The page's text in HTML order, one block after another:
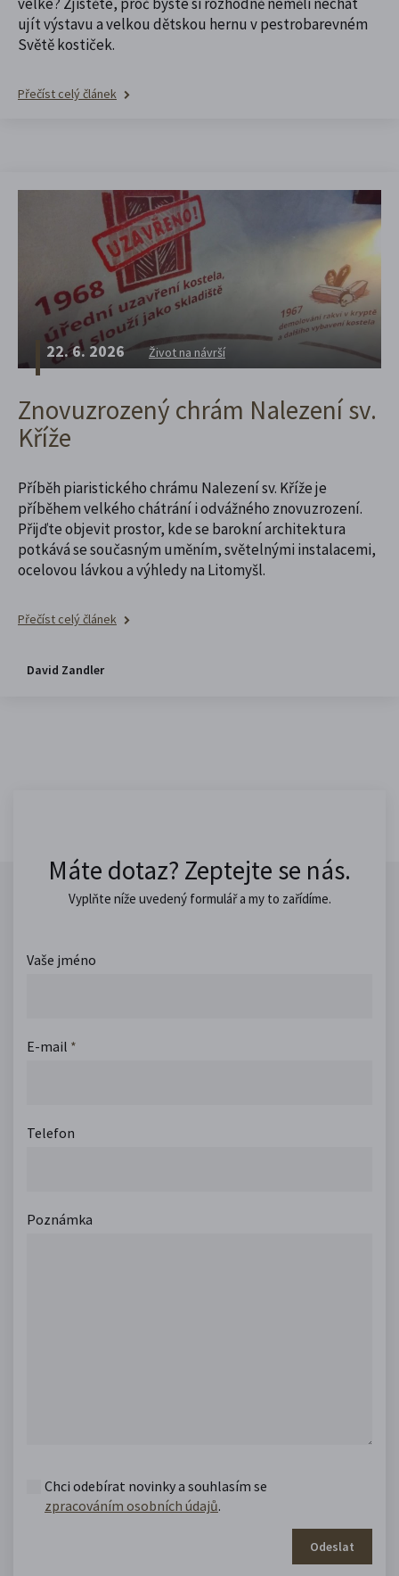
ujít výstavu a velkou dětskou hernu v pestrobarevném
Světě kostiček.
Přečíst celý článek
22. 6. 2026 Život na návrší
Znovuzrozený chrám Nalezení sv.
Kříže
Příběh piaristického chrámu Nalezení sv. Kříže je
příběhem velkého chátrání i odvážného znovuzrození.
Přijďte objevit prostor, kde se barokní architektura
potkává se současným uměním, světelnými instalacemi,
ocelovou lávkou a výhledy na Litomyšl.
Přečíst celý článek
David Zandler
Máte dotaz? Zeptejte se nás.
Vyplňte níže uvedený formulář a my to zařídíme.
Vaše jméno
E-mail *
Telefon
Poznámka
Chci odebírat novinky a souhlasím se
zpracováním osobních údajů.
Odeslat